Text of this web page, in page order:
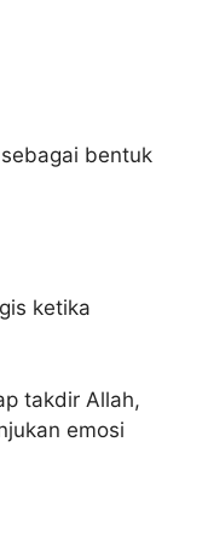
bentuk
takdir Allah,
emosi